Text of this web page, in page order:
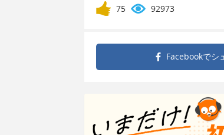
75 92973
Facebookでシ